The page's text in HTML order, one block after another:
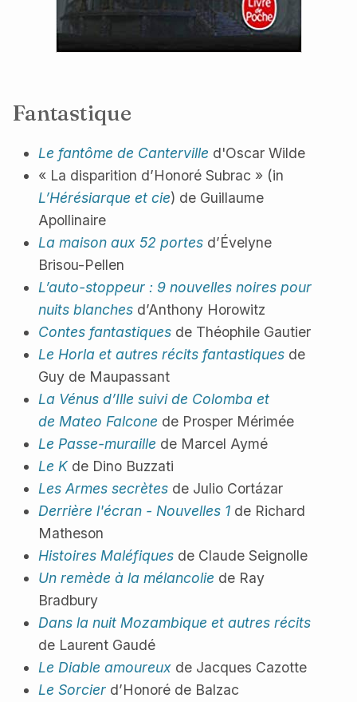
Fantastique
Le fantôme de Canterville d'Oscar Wilde
« La disparition d’Honoré Subrac » (in
L’Hérésiarque et cie) de Guillaume
Apollinaire
La maison aux 52 portes d’Évelyne
Brisou-Pellen
L’auto-stoppeur : 9 nouvelles noires pour
nuits blanches d’Anthony Horowitz
Contes fantastiques de Théophile Gautier
Le Horla et autres récits fantastiques de
Guy de Maupassant
La Vénus d’Ille suivi de Colomba et
de Mateo Falcone de Prosper Mérimée
Le Passe-muraille de Marcel Aymé
Le Kde Dino Buzzati
Les Armes secrètes de Julio Cortázar
Derrière l'écran - Nouvelles 1 de Richard
Matheson
Histoires Maléfiques de Claude Seignolle
Un remède à la mélancolie de Ray
Bradbury
Dans la nuit Mozambique et autres récits
de Laurent Gaudé
Le Diable amoureux de Jacques Cazotte
Le Sorcier d’Honoré de Balzac